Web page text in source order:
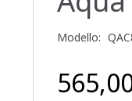
Modello: